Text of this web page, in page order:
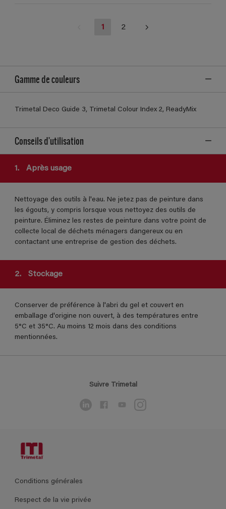
1 2
Gamme de couleurs
Trimetal Deco Guide 3, Trimetal Colour Index 2, ReadyMix
Conseils d'utilisation
1. Après usage
Nettoyage des outils à l'eau. Ne jetez pas de peinture dans
les égouts, y compris lorsque vous nettoyez des outils de
peinture. Éliminez les restes de peinture dans votre point de
collecte local de déchets ménagers dangereux ou en
contactant une entreprise de gestion des déchets.
2. Stockage
Conserver de préférence à l'abri du gel et couvert en
emballage d'origine non ouvert, à des températures entre
5°C et 35°C. Au moins 12 mois dans des conditions
mentionnées.
Suivre Trimetal
Conditions générales
Respect de la vie privée